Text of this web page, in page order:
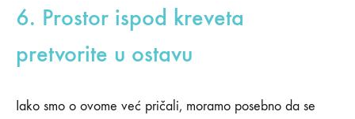
6. Prostor ispod kreveta
pretvorite u ostavu
Iako smo o ovome već pričali, moramo posebno da se